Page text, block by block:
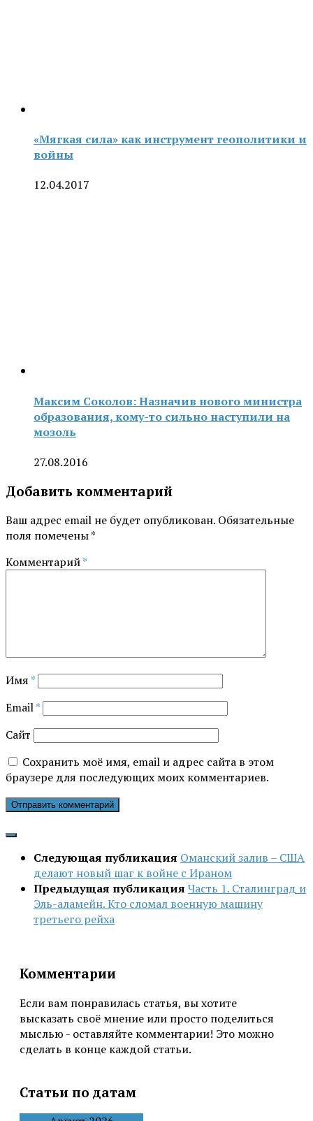
«Мягкая сила» как инструмент геополитики и
войны
12.04.2017
Максим Соколов: Назначив нового министра
образования, кому-то сильно наступили на
мозоль
27.08.2016
Добавить комментарий
Ваш адрес email не будет опубликован. Обязательные
поля помечены*
Комментарий*
Имя *
Email*
Сайт
Сохранить моё имя, email и адрес сайта в этом
браузере для последующих моих комментариев.
Следующая публикация Оманский залив – США
делают новый шаг к войне с Ираном
Предыдущая публикация Часть 1. Сталинград и
Эль-аламейн. Кто сломал военную машину
третьего рейха
Комментарии
Если вам понравилась статья, вы хотите
высказать своё мнение или просто поделиться
мыслью - оставляйте комментарии! Это можно
сделать в конце каждой статьи.
Статьи по датам